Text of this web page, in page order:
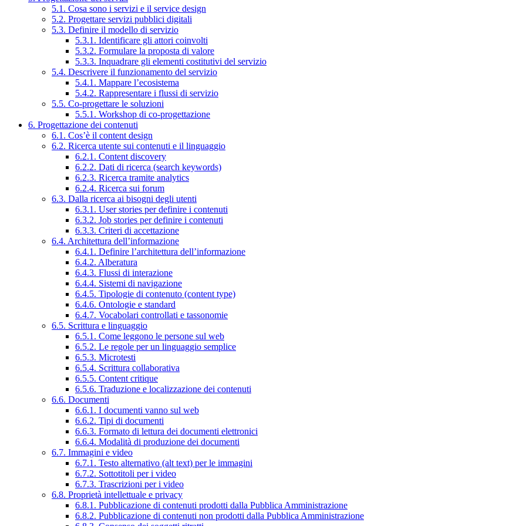
5.1. Cosa sono i servizi e il service design
5.2. Progettare servizi pubblici digitali
5.3. Definire il modello di servizio
5.3.1. Identificare gli attori coinvolti
5.3.2. Formulare la proposta di valore
5.3.3. Inquadrare gli elementi costitutivi del servizio
5.4. Descrivere il funzionamento del servizio
5.4.1. Mappare l’ecosistema
5.4.2. Rappresentare i flussi di servizio
5.5. Co-progettare le soluzioni
5.5.1. Workshop di co-progettazione
6. Progettazione dei contenuti
6.1. Cos’è il content design
6.2. Ricerca utente sui contenuti e il linguaggio
6.2.1. Content discovery
6.2.2. Dati di ricerca (search keywords)
6.2.3. Ricerca tramite analytics
6.2.4. Ricerca sui forum
6.3. Dalla ricerca ai bisogni degli utenti
6.3.1. User stories per definire i contenuti
6.3.2. Job stories per definire i contenuti
6.3.3. Criteri di accettazione
6.4. Architettura dell’informazione
6.4.1. Definire l’architettura dell’informazione
6.4.2. Alberatura
6.4.3. Flussi di interazione
6.4.4. Sistemi di navigazione
6.4.5. Tipologie di contenuto (content type)
6.4.6. Ontologie e standard
6.4.7. Vocabolari controllati e tassonomie
6.5. Scrittura e linguaggio
6.5.1. Come leggono le persone sul web
6.5.2. Le regole per un linguaggio semplice
6.5.3. Microtesti
6.5.4. Scrittura collaborativa
6.5.5. Content critique
6.5.6. Traduzione e localizzazione dei contenuti
6.6. Documenti
6.6.1. I documenti vanno sul web
6.6.2. Tipi di documenti
6.6.3. Formato di lettura dei documenti elettronici
6.6.4. Modalità di produzione dei documenti
6.7. Immagini e video
6.7.1. Testo alternativo (alt text) per le immagini
6.7.2. Sottotitoli per i video
6.7.3. Trascrizioni per i video
6.8. Proprietà intellettuale e privacy
6.8.1. Pubblicazione di contenuti prodotti dalla Pubblica Amministrazione
6.8.2. Pubblicazione di contenuti non prodotti dalla Pubblica Amministrazione